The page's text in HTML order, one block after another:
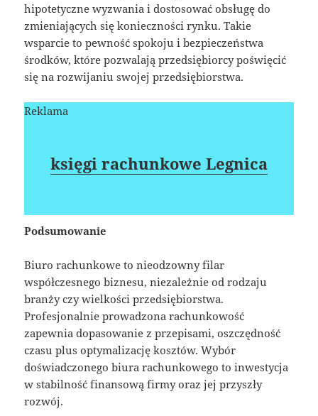
hipotetyczne wyzwania i dostosować obsługę do
zmieniających się konieczności rynku. Takie
wsparcie to pewność spokoju i bezpieczeństwa
środków, które pozwalają przedsiębiorcy poświęcić
się na rozwijaniu swojej przedsiębiorstwa.
Reklama
księgi rachunkowe Legnica
Podsumowanie
Biuro rachunkowe to nieodzowny filar
współczesnego biznesu, niezależnie od rodzaju
branży czy wielkości przedsiębiorstwa.
Profesjonalnie prowadzona rachunkowość
zapewnia dopasowanie z przepisami, oszczędność
czasu plus optymalizację kosztów. Wybór
doświadczonego biura rachunkowego to inwestycja
w stabilność finansową firmy oraz jej przyszły
rozwój.